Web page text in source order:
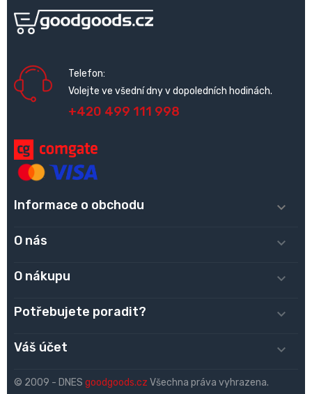
Telefon:
Volejte ve všední dny v dopoledních hodinách.
+420 499 111 998
Informace o obchodu 
O nás 
O nákupu 
Potřebujete poradit? 
Váš účet 
© 2009 - DNES goodgoods.cz Všechna práva vyhrazena.